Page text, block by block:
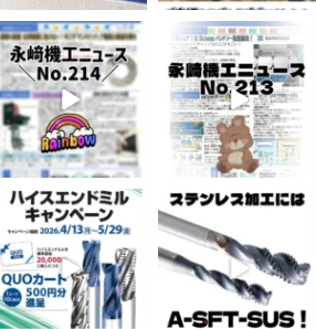
6月 3
8 0
5月 13
5 0
4月 16
10 0
4月 13